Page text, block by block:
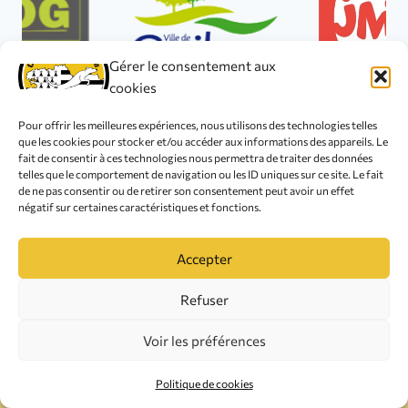
Gérer le consentement aux
cookies
Pour offrir les meilleures expériences, nous utilisons des technologies telles
que les cookies pour stocker et/ou accéder aux informations des appareils. Le
fait de consentir à ces technologies nous permettra de traiter des données
telles que le comportement de navigation ou les ID uniques sur ce site. Le fait
de ne pas consentir ou de retirer son consentement peut avoir un effet
négatif sur certaines caractéristiques et fonctions.
Accepter
Refuser
Voir les préférences
Politique de cookies
© 2026 Club Canin de L'Iroise
Politique de cookies (UE)